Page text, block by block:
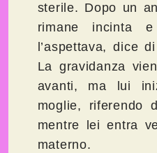
sterile. Dopo un
rimane incinta
l’aspettava, dice
La gravidanza
avanti, ma lui
moglie, riferendo
mentre lei entra
materno.